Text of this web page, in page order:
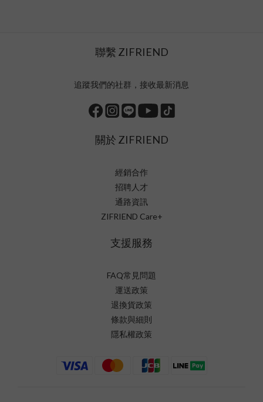
聯繫 ZIFRIEND
追蹤我們的社群，接收最新消息
關於 ZIFRIEND
經銷合作
招聘人才
通路資訊
ZIFRIEND Care+
支援服務
FAQ常見問題
運送政策
退換貨政策
條款與細則
隱私權政策